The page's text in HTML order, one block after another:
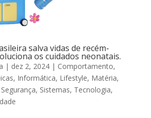
salva vidas de recém-
os cuidados neonatais.
| dez 2, 2024| Comportamento,
, Informática, Lifestyle, Matéria,
Segurança, Sistemas, Tecnologia,